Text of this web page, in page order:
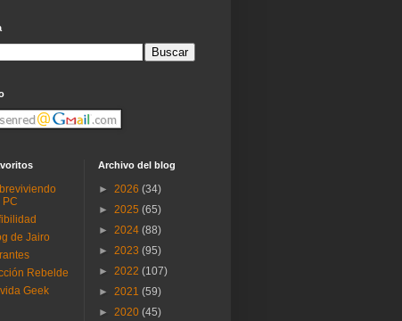
PC
de Jairo
Rebelde
Geek
Archivo del blog
► 2026 (34)
► 2025 (65)
► 2024 (88)
► 2023 (95)
► 2022 (107)
► 2021 (59)
► 2020 (45)